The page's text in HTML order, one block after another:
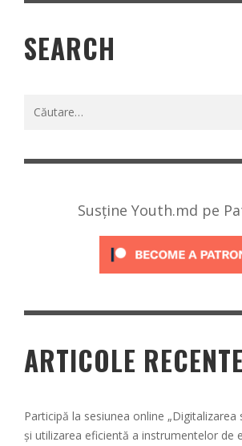
SEARCH
Caută
Susține Youth.md pe
ARTICOLE RECENTE
Participă la sesiunea online „Digitalizarea
și utilizarea eficientă a instrumentelor de